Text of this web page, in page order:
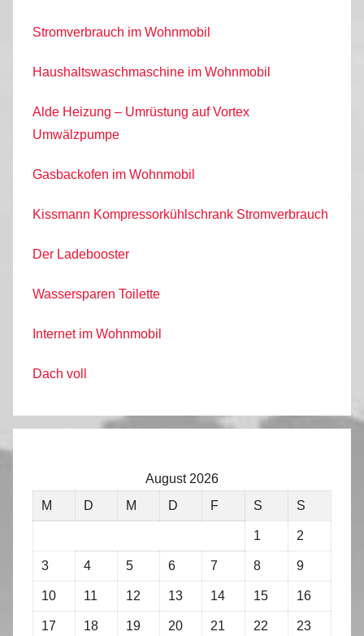
W
h
l
Stromverbrauch im Wohnmobil
Haushaltswaschmaschine im Wohnmobil
Alde Heizung – Umrüstung auf Vortex
Umwälzpumpe
Gasbackofen im Wohnmobil
Kissmann Kompressorkühlschrank Stromverbrauch
Der Ladebooster
Wassersparen Toilette
Internet im Wohnmobil
Dach voll
August 2026
M
D M D F S S
1 2
3 4 5 6 7 8 9
10 11 12 13 14 15 16
17 18 19 20 21 22 23